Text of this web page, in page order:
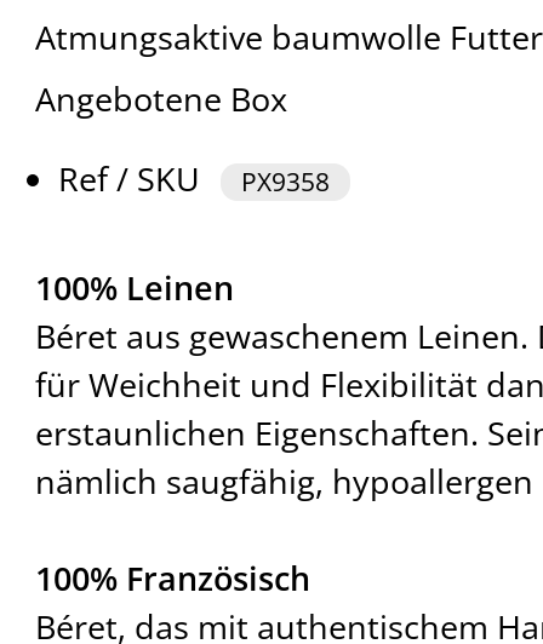
Atmungsaktive baumwolle Futter
Angebotene Box
Ref / SKU
PX9358
100% Leinen
Béret aus gewaschenem
für Weichheit und Flexibilität
erstaunlichen Eigenschaften.
nämlich saugfähig,
100% Französisch
Béret, das mit authentischem